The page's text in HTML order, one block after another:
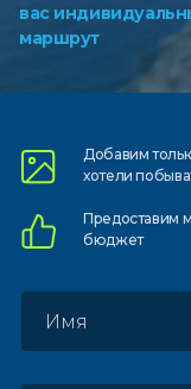
вас
маршрут
Добавим
хотели
Предоставим
бюджет